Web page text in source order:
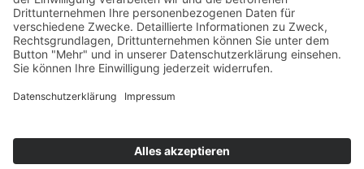
Fr - Sa
08:00 - 02:00
Feiertage
08:00 - 01:00
2026 Antep Sofrası |Impressum